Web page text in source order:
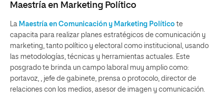
Maestría en Marketing Político
La Maestría en Comunicación y Marketing Político te
capacita para realizar planes estratégicos de comunicación y
marketing, tanto político y electoral como institucional, usando
las metodologías, técnicas y herramientas actuales. Este
posgrado te brinda un campo laboral muy amplio como:
portavoz, , jefe de gabinete, prensa o protocolo, director de
relaciones con los medios, asesor de imagen y comunicación.